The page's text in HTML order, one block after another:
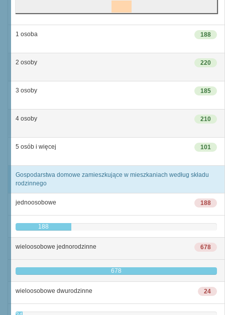
188
1 osoba
220
2 osoby
185
3 osoby
210
4 osoby
101
5 osób i więcej
Gospodarstwa domowe zamieszkujące w mieszkaniach według składu
rodzinnego
188
jednoosobowe
188
678
wieloosobowe jednorodzinne
678
24
wieloosobowe dwurodzinne